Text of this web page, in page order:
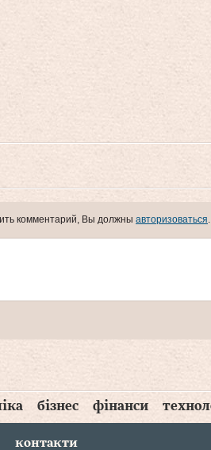
комментарий, Вы должны авторизоваться
бізнес фінанси
контакти